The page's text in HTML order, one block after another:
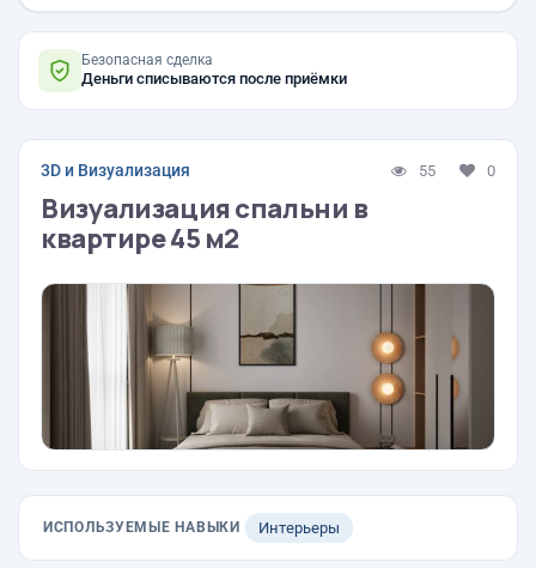
Безопасная сделка
Деньги списываются после приёмки
3D и Визуализация 55 0
Визуализация спальни в
квартире 45 м2
ИСПОЛЬЗУЕМЫЕ НАВЫКИ Интерьеры